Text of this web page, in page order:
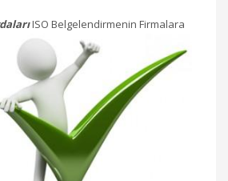
ISO Belgelendirmenin Firmalara